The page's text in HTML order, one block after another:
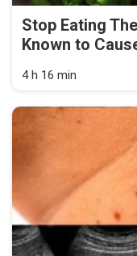
Stop Eating
Known to
4 h 16 min